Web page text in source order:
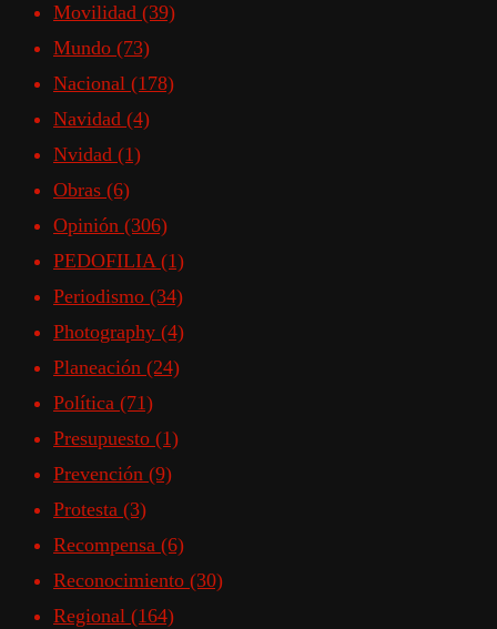
Movilidad (39)
Mundo (73)
Nacional (178)
Navidad (4)
Nvidad (1)
Obras (6)
Opinión (306)
PEDOFILIA (1)
Periodismo (34)
Photography (4)
Planeación (24)
Política (71)
Presupuesto (1)
Prevención (9)
Protesta (3)
Recompensa (6)
Reconocimiento (30)
Regional (164)